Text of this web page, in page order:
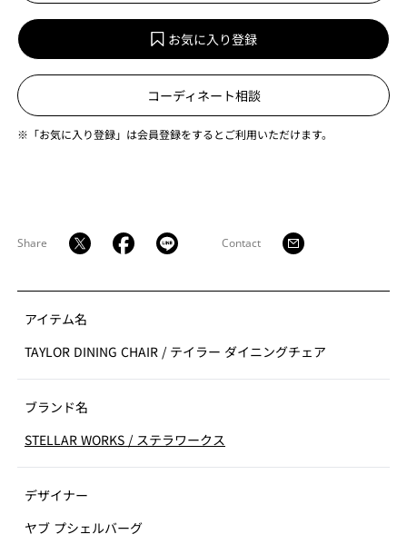
お気に入り登録
コーディネート相談
※「お気に入り登録」は会員登録をするとご利用いただけます。
Share Contact
アイテム名
TAYLOR DINING CHAIR / テイラー ダイニングチェア
ブランド名
STELLAR WORKS / ステラワークス
デザイナー
ヤブ プシェルバーグ